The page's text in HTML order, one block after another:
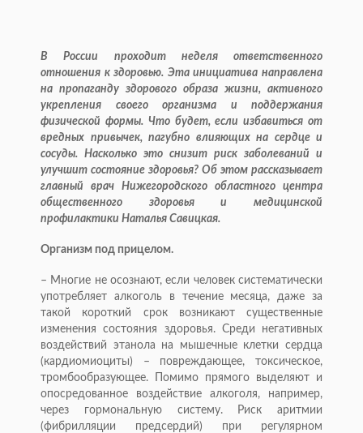
В России проходит неделя ответственного
отношения к здоровью. Эта инициатива направлена
на пропаганду здорового образа жизни, активного
укрепления своего организма и поддержания
физической формы. Что будет, если избавиться от
вредных привычек, пагубно влияющих на сердце и
сосуды. Насколько это снизит риск заболеваний и
улучшит состояние здоровья? Об этом рассказывает
главный врач Нижегородского областного центра
общественного здоровья и медицинской
профилактики Наталья Савицкая.
Организм под прицелом.
– Многие не осознают, если человек систематически
употребляет алкоголь в течение месяца, даже за
такой короткий срок возникают существенные
изменения состояния здоровья. Среди негативных
воздействий этанола на мышечные клетки сердца
(кардио­миоциты) – повреждающее, токсическое,
тромбо­образующее. Помимо прямого выделяют и
опосредованное воздействие алкоголя, например,
через гормональную систему. Риск аритмии
(фибрилляции предсердий) при регулярном